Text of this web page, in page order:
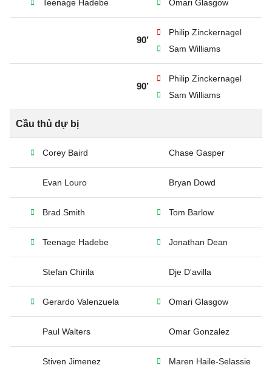
Teenage Hadebe
Omari Glasgow
90’
Philip Zinckernagel
Sam Williams
90’
Philip Zinckernagel
Sam Williams
Cầu thủ dự bị
Corey Baird Chase Gasper
Evan Louro Bryan Dowd
Brad Smith Tom Barlow
Teenage Hadebe Jonathan Dean
Stefan Chirila Dje D'avilla
Gerardo Valenzuela Omari Glasgow
Paul Walters Omar Gonzalez
Stiven Jimenez Maren Haile-Selassie